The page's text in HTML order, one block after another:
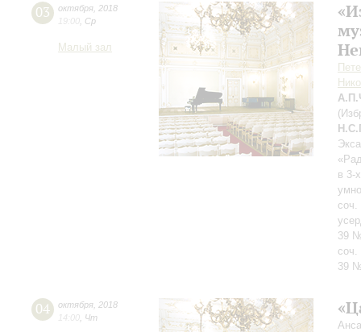
03 октября 2018
19:00 Ср
Малый зал
в 3-
39
39
04 октября 2018
14:00 Чт